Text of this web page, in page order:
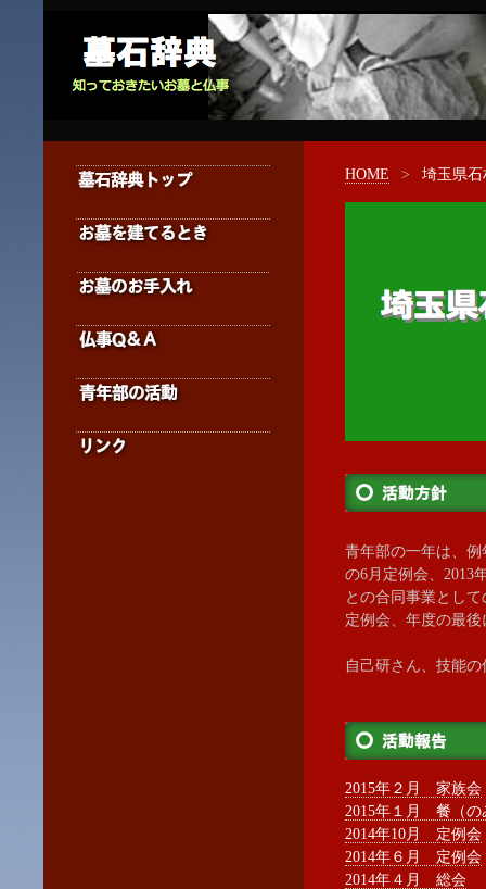
HOME > 埼玉県
青年部の一年は、
の6月定例会、2013
との合同事業とし
定例会、年度の最
自己研さん、技能
2015年２月 家族会
2015年１月 餐（の
2014年10月 定例会
2014年６月 定例会
2014年４月 総会